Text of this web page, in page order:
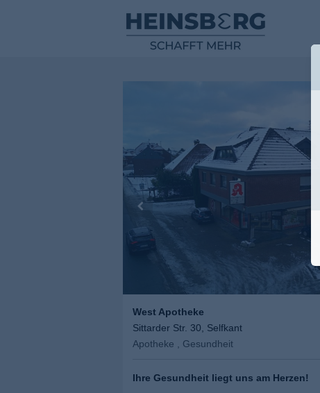
West Apotheke
Sittarder Str. 30, Selfkant
Apotheke , Gesundheit
Ihre Gesundheit liegt uns am Herzen!